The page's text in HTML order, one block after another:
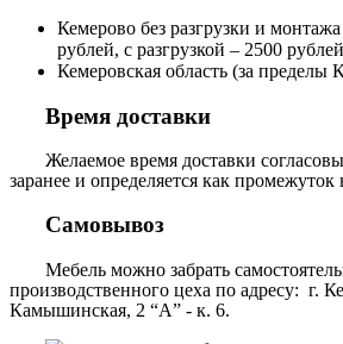
Кемерово без разгрузки и
рублей, с разгрузкой – 2500
Кемеровская область (за пределы
Время доставки
Желаемое время доставки
заранее и определяется как
Самовывоз
Мебель можно забрать
производственного цеха по адресу: г.
Камышинская, 2 “А” - к. 6.